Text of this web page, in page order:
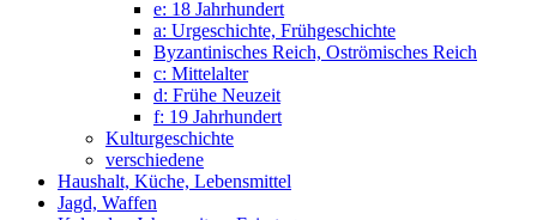
e: 18 Jahrhundert
a: Urgeschichte, Frühgeschichte
Byzantinisches Reich, Oströmisches Reich
c: Mittelalter
d: Frühe Neuzeit
f: 19 Jahrhundert
Kulturgeschichte
verschiedene
Haushalt, Küche, Lebensmittel
Jagd, Waffen